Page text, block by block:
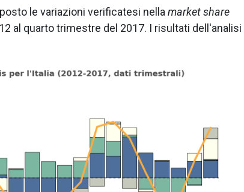
le variazioni verificatesi nellamarket share
al quarto trimestre del 2017. I risultati dell'analisi